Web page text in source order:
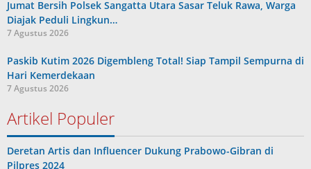
Jumat Bersih Polsek Sangatta Utara Sasar Teluk Rawa, Warga
Diajak Peduli Lingkun…
7 Agustus 2026
Paskib Kutim 2026 Digembleng Total! Siap Tampil Sempurna di
Hari Kemerdekaan
7 Agustus 2026
Artikel Populer
Deretan Artis dan Influencer Dukung Prabowo-Gibran di
Pilpres 2024